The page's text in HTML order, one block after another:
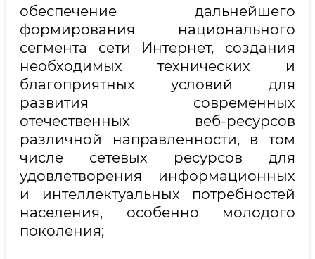
обеспечение дальнейшего
формирования национального
сегмента сети Интернет, создания
необходимых технических и
благоприятных условий для
развития современных
отечественных веб-ресурсов
различной направленности, в том
числе сетевых ресурсов для
удовлетворения информационных
и интеллектуальных потребностей
населения, особенно молодого
поколения;